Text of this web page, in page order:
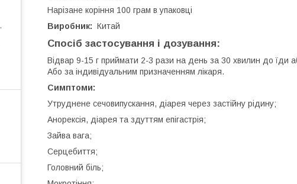
Нарізане коріння 100 грам в упаковці
Виробник: Китай
Спосіб застосування і дозування:
Відвар 9-15 г приймати 2-3 рази на день за 30 хвилин до їди
Або за індивідуальним призначенням лікаря.
Симптоми:
Утруднене сечовипускання, діарея через застійну рідину;
Анорексія, діарея та здуттям епігастрія;
Зайва вага;
Серцебиття;
Головний біль;